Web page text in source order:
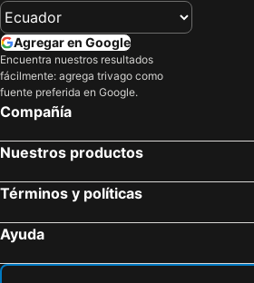
Agregar en Google
Encuentra nuestros resultados
fácilmente: agrega trivago como
fuente preferida en Google.
Compañía
Nuestros productos
Términos y políticas
Ayuda